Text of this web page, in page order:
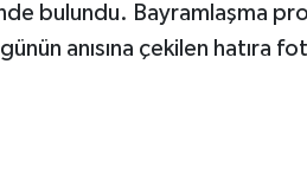
bulundu. Bayramlaşma
anısına çekilen hatıra